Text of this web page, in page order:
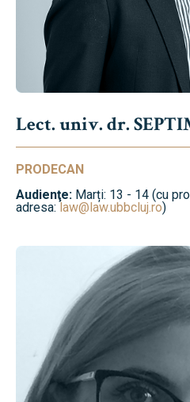
Lect. univ. dr.
PRODECAN
Audienţe: Marți: 13 - 14 (cu
adresa:law@law.ubbcluj.ro)